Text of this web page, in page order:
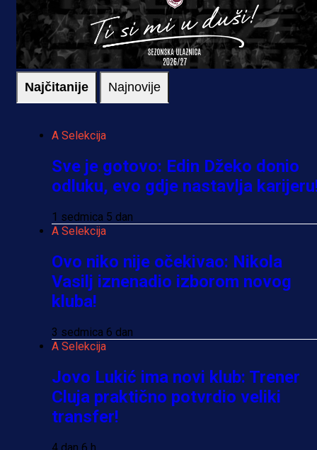
Najčitanije Najnovije
A Selekcija
Sve je gotovo: Edin Džeko donio
odluku, evo gdje nastavlja
1 sedmica 5 dan
A Selekcija
Ovo niko nije očekivao: Nikola
Vasilj iznenadio izborom novog
kluba!
3 sedmica 6 dan
A Selekcija
Jovo Lukić ima novi klub: Trener
Cluja praktično potvrdio veliki
transfer!